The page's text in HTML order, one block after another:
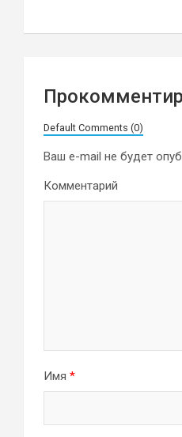
записям
Default Comments (0)
Ваш e-mail не будет
Комментарий
Имя *